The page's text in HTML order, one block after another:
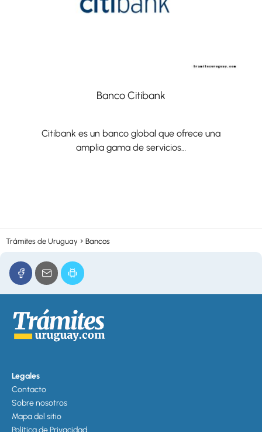
Banco Citibank
Citibank es un banco global que ofrece una
amplia gama de servicios…
Trámites de Uruguay Bancos
Legales
Contacto
Sobre nosotros
Mapa del sitio
Política de Privacidad